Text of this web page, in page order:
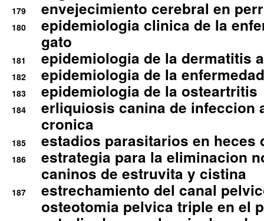
179 envejecimiento cerebral en
180
epidemiologia clinica de la
gato
181 epidemiologia de la dermatitis
182 epidemiologia de la
183 epidemiologia de la osteartritis
184
erliquiosis canina de infeccion
cronica
185 estadios parasitarios en heces
186
estrategia para la eliminacion
caninos de estruvita y cistina
187
estrechamiento del canal
osteotomia pelvica triple en el